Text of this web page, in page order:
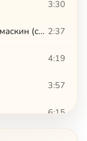
3:30
Среди миров - прот. Евгений Тремаскин (стихи Иннокентия Анненского) 2:37
4:19
3:57
6:15